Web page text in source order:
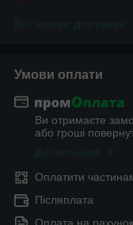
Умови оплати
Ви отримаєте
або гроші
Оплатити
Післяплата